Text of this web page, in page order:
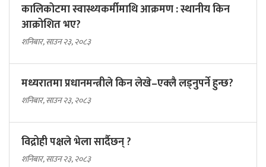
कालिकोटमा स्वास्थ्यकर्मीमाथि आक्रमण : स्थानीय किन
आक्रोशित भए?
शनिबार, साउन २३, २०८३
मध्यरातमा प्रधानमन्त्रीले किन लेखे–एक्लै लड्नुपर्ने हुन्छ?
शनिबार, साउन २३, २०८३
विद्रोही पक्षले भेला सार्दैछन् ?
शनिबार, साउन २३, २०८३